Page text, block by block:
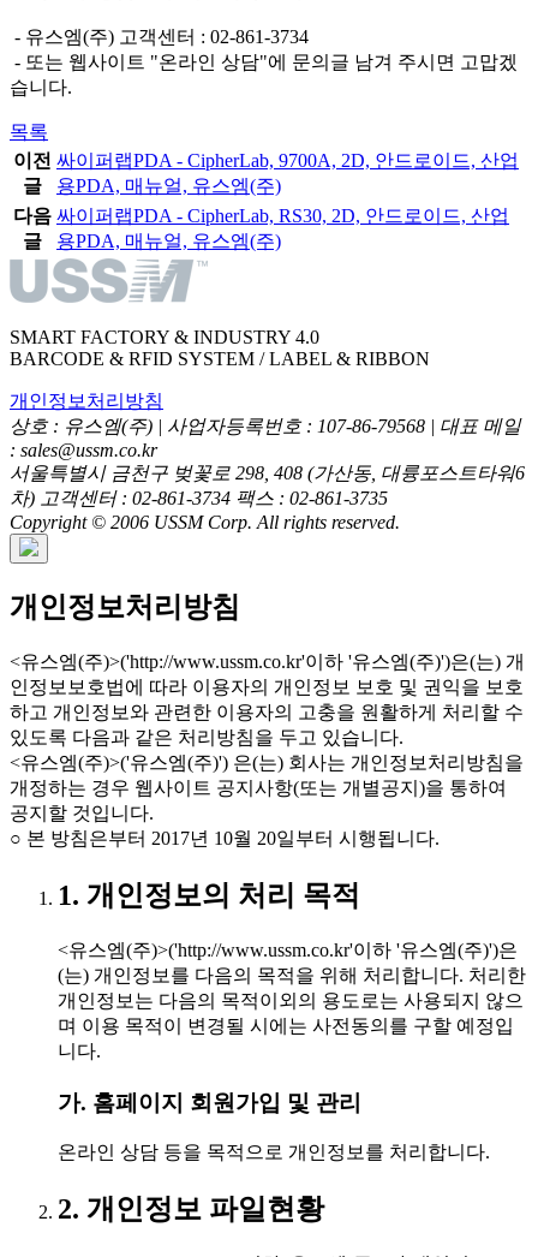
- 유스엠(주) 고객센터 : 02-861-3734
- 또는 웹사이트 "온라인 상담"에 문의글 남겨 주시면 고맙겠
습니다.
목록
이전
글
싸이퍼랩PDA - CipherLab, 9700A, 2D, 안드로이드, 산업
용PDA, 매뉴얼, 유스엠(주)
다음
글
싸이퍼랩PDA - CipherLab, RS30, 2D, 안드로이드, 산업
용PDA, 매뉴얼, 유스엠(주)
SMART FACTORY & INDUSTRY 4.0
BARCODE & RFID SYSTEM / LABEL & RIBBON
개인정보처리방침
상호 : 유스엠(주) | 사업자등록번호 : 107-86-79568 | 대표 메일
: sales@ussm.co.kr
서울특별시 금천구 벚꽃로 298, 408 (가산동, 대륭포스트타워6
차) 고객센터 : 02-861-3734 팩스 : 02-861-3735
Copyright © 2006 USSM Corp. All rights reserved.
개인정보처리방침
<유스엠(주)>('http://www.ussm.co.kr'이하 '유스엠(주)')은(는) 개
인정보보호법에 따라 이용자의 개인정보 보호 및 권익을 보호
하고 개인정보와 관련한 이용자의 고충을 원활하게 처리할 수
있도록 다음과 같은 처리방침을 두고 있습니다.
<유스엠(주)>('유스엠(주)') 은(는) 회사는 개인정보처리방침을
개정하는 경우 웹사이트 공지사항(또는 개별공지)을 통하여
공지할 것입니다.
○ 본 방침은부터 2017년 10월 20일부터 시행됩니다.
1. 개인정보의 처리 목적
<유스엠(주)>('http://www.ussm.co.kr'이하 '유스엠(주)')은
(는) 개인정보를 다음의 목적을 위해 처리합니다. 처리한
개인정보는 다음의 목적이외의 용도로는 사용되지 않으
며 이용 목적이 변경될 시에는 사전동의를 구할 예정입
니다.
가. 홈페이지 회원가입 및 관리
온라인 상담 등을 목적으로 개인정보를 처리합니다.
2. 개인정보 파일현황